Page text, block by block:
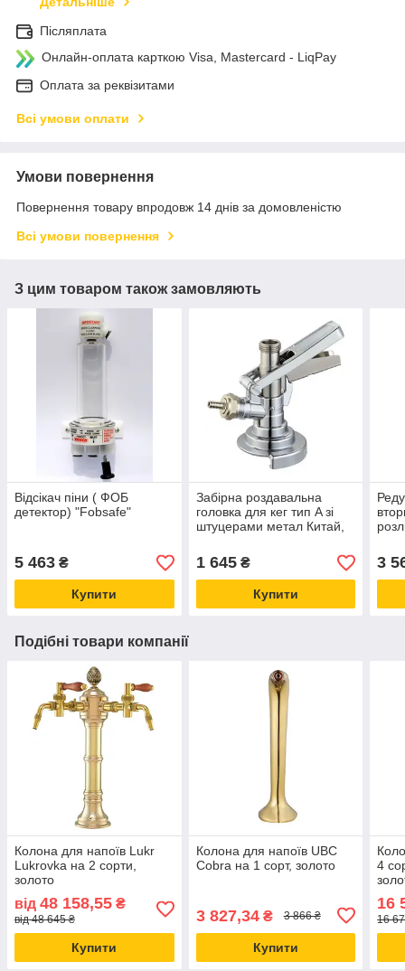
Післяплата
Онлайн-оплата карткою Visa, Mastercard - LiqPay
Оплата за реквізитами
Всі умови оплати
Умови повернення
Повернення товару впродовж 14 днів за домовленістю
Всі умови повернення
З цим товаром також замовляють
Відсікач піни ( ФОБ
детектор) "Fobsafe"
5 463 ₴
Купити
Забірна роздавальна
головка для кег тип A зі
штуцерами метал Китай,
напоїв
1 645₴
Купити
3
Подібні товари компанії
Колона для напоїв Lukr
Lukrovka на 2 сорти,
золото
від 48 158,55 ₴
від 48 645 ₴
Купити
Колона для напоїв UBC
Cobra на 1 сорт, золото
3 827,34₴ 3 866 ₴
Купити
4
16
16